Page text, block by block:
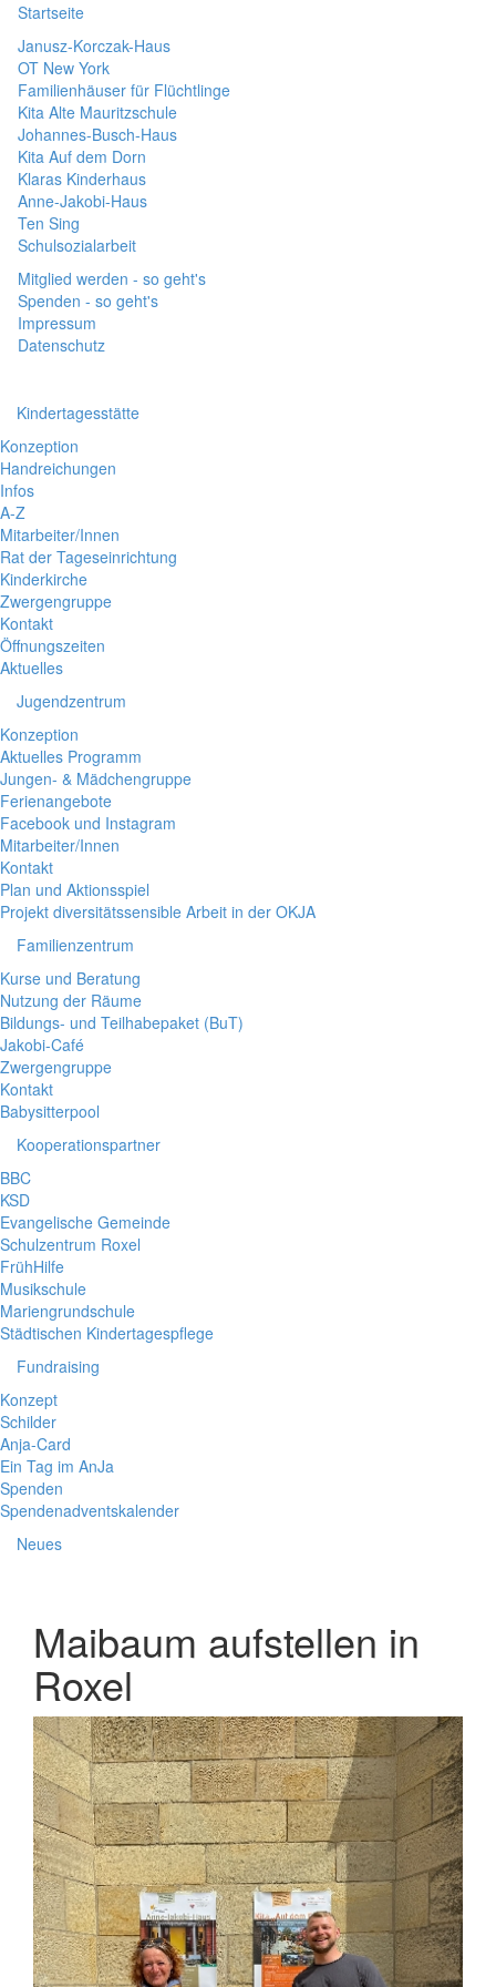
Startseite
Janusz-Korczak-Haus
OT New York
Familienhäuser für Flüchtlinge
Kita Alte Mauritzschule
Johannes-Busch-Haus
Kita Auf dem Dorn
Klaras Kinderhaus
Anne-Jakobi-Haus
Ten Sing
Schulsozialarbeit
Mitglied werden - so geht's
Spenden - so geht's
Impressum
Datenschutz
Kindertagesstätte
Konzeption
Handreichungen
Infos
A-Z
Mitarbeiter/Innen
Rat der Tageseinrichtung
Kinderkirche
Zwergengruppe
Kontakt
Öffnungszeiten
Aktuelles
Jugendzentrum
Konzeption
Aktuelles Programm
Jungen- & Mädchengruppe
Ferienangebote
Facebook und Instagram
Mitarbeiter/Innen
Kontakt
Plan und Aktionsspiel
Projekt diversitätssensible Arbeit in der OKJA
Familienzentrum
Kurse und Beratung
Nutzung der Räume
Bildungs- und Teilhabepaket (BuT)
Jakobi-Café
Zwergengruppe
Kontakt
Babysitterpool
Kooperationspartner
BBC
KSD
Evangelische Gemeinde
Schulzentrum Roxel
FrühHilfe
Musikschule
Mariengrundschule
Städtischen Kindertagespflege
Fundraising
Konzept
Schilder
Anja-Card
Ein Tag im AnJa
Spenden
Spendenadventskalender
Neues
Maibaum aufstellen in
Roxel